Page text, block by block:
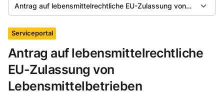
Antrag auf lebensmittelrechtliche EU-Zulassung von
Serviceportal
Antrag auf lebensmittelrechtliche
EU-Zulassung von
Lebensmittelbetrieben